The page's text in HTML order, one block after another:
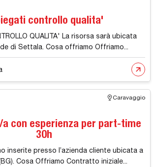
controllo qualita'
QUALITA' La risorsa sarà ubicata
di Settala. Cosa offriamo Offriamo...
Caravaggio
con esperienza per part-time
30h
inserite presso l’azienda cliente ubicata a
Cosa Offriamo Contratto iniziale...